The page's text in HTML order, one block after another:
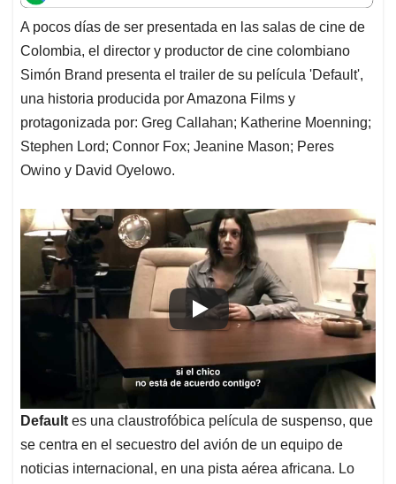
t
s
A
p
p
e
b
o
o
k
k
e
d
I
n
i
l
e
a
d
s
A pocos días de ser presentada en las salas de cine de
Colombia, el director y productor de cine colombiano
Simón Brand presenta el trailer de su película 'Default',
una historia producida por Amazona Films y
protagonizada por: Greg Callahan; Katherine Moenning;
Stephen Lord; Connor Fox; Jeanine Mason; Peres
Owino y David Oyelowo.
Default es una claustrofóbica película de suspenso, que
se centra en el secuestro del avión de un equipo de
noticias internacional, en una pista aérea africana. Lo